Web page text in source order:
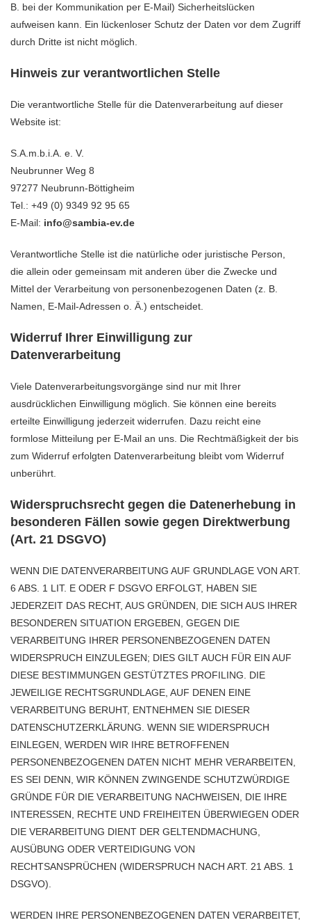
B. bei der Kommunikation per E-Mail) Sicherheitslücken
aufweisen kann. Ein lückenloser Schutz der Daten vor dem Zugriff
durch Dritte ist nicht möglich.
Hinweis zur verantwortlichen Stelle
Die verantwortliche Stelle für die Datenverarbeitung auf dieser
Website ist:
S.A.m.b.i.A. e. V.
Neubrunner Weg 8
97277 Neubrunn-Böttigheim
Tel.: +49 (0) 9349 92 95 65
E-Mail: info@sambia-ev.de
Verantwortliche Stelle ist die natürliche oder juristische Person,
die allein oder gemeinsam mit anderen über die Zwecke und
Mittel der Verarbeitung von personenbezogenen Daten (z. B.
Namen, E-Mail-Adressen o. Ä.) entscheidet.
Widerruf Ihrer Einwilligung zur
Datenverarbeitung
Viele Datenverarbeitungsvorgänge sind nur mit Ihrer
ausdrücklichen Einwilligung möglich. Sie können eine bereits
erteilte Einwilligung jederzeit widerrufen. Dazu reicht eine
formlose Mitteilung per E-Mail an uns. Die Rechtmäßigkeit der bis
zum Widerruf erfolgten Datenverarbeitung bleibt vom Widerruf
unberührt.
Widerspruchsrecht gegen die Datenerhebung in
besonderen Fällen sowie gegen Direktwerbung
(Art. 21 DSGVO)
WENN DIE DATENVERARBEITUNG AUF GRUNDLAGE VON ART.
6 ABS. 1 LIT. E ODER F DSGVO ERFOLGT, HABEN SIE
JEDERZEIT DAS RECHT, AUS GRÜNDEN, DIE SICH AUS IHRER
BESONDEREN SITUATION ERGEBEN, GEGEN DIE
VERARBEITUNG IHRER PERSONENBEZOGENEN DATEN
WIDERSPRUCH EINZULEGEN; DIES GILT AUCH FÜR EIN AUF
DIESE BESTIMMUNGEN GESTÜTZTES PROFILING. DIE
JEWEILIGE RECHTSGRUNDLAGE, AUF DENEN EINE
VERARBEITUNG BERUHT, ENTNEHMEN SIE DIESER
DATENSCHUTZERKLÄRUNG. WENN SIE WIDERSPRUCH
EINLEGEN, WERDEN WIR IHRE BETROFFENEN
PERSONENBEZOGENEN DATEN NICHT MEHR VERARBEITEN,
ES SEI DENN, WIR KÖNNEN ZWINGENDE SCHUTZWÜRDIGE
GRÜNDE FÜR DIE VERARBEITUNG NACHWEISEN, DIE IHRE
INTERESSEN, RECHTE UND FREIHEITEN ÜBERWIEGEN ODER
DIE VERARBEITUNG DIENT DER GELTENDMACHUNG,
AUSÜBUNG ODER VERTEIDIGUNG VON
RECHTSANSPRÜCHEN (WIDERSPRUCH NACH ART. 21 ABS. 1
DSGVO).
WERDEN IHRE PERSONENBEZOGENEN DATEN VERARBEITET,